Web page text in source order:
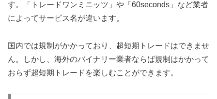
す。「トレードワンミニッツ」や「60seconds」など業者
によってサービス名が違います。
国内では規制がかかっており、超短期トレードはできませ
ん。しかし、海外のバイナリー業者ならば規制はかかって
おらず超短期トレードを楽しむことができます。